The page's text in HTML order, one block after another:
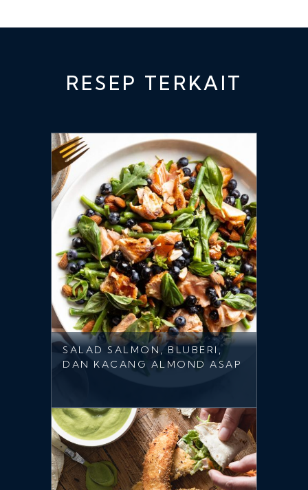
RESEP TERKAIT
SALAD SALMON, BLUBERI,
DAN KACANG ALMOND ASAP